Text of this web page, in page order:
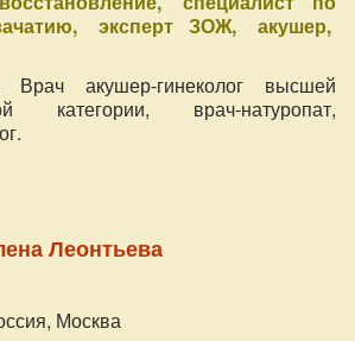
эксперт ЗОЖ
акушер
акушер-гинеколог высшей
категории, врач-натуропат,
Леонтьева
Москва